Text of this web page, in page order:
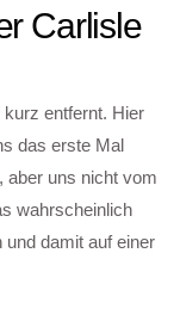
Carlisle
entfernt. Hier
das erste Mal
aber uns nicht vom
wahrscheinlich
damit auf einer